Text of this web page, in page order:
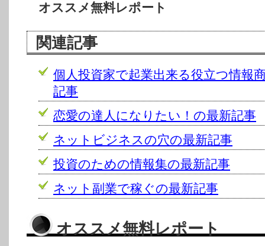
オススメ無料レポート
関連記事
個人投資家で起業出来る役立つ情報
記事
恋愛の達人になりたい！の最新記事
ネットビジネスの穴の最新記事
投資のための情報集の最新記事
ネット副業で稼ぐの最新記事
オススメ無料レポート